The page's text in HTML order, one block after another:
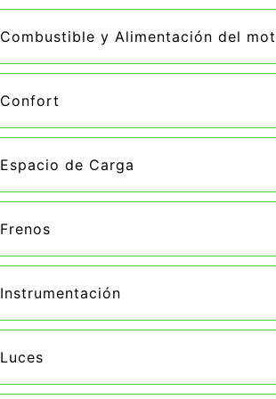
Combustible y Alimentación del
Confort
Espacio de Carga
Frenos
Instrumentación
Luces